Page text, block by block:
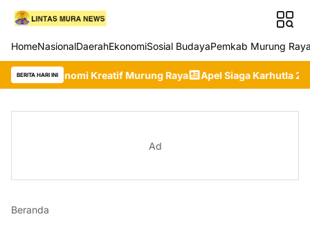
HomeNasionalDaerahEkonomiSosial BudayaPemkab Murung
BERITA HARI INI
Kreatif Murung Raya Apel Siaga Karhutla 2026 Digelar,
Ad
Beranda